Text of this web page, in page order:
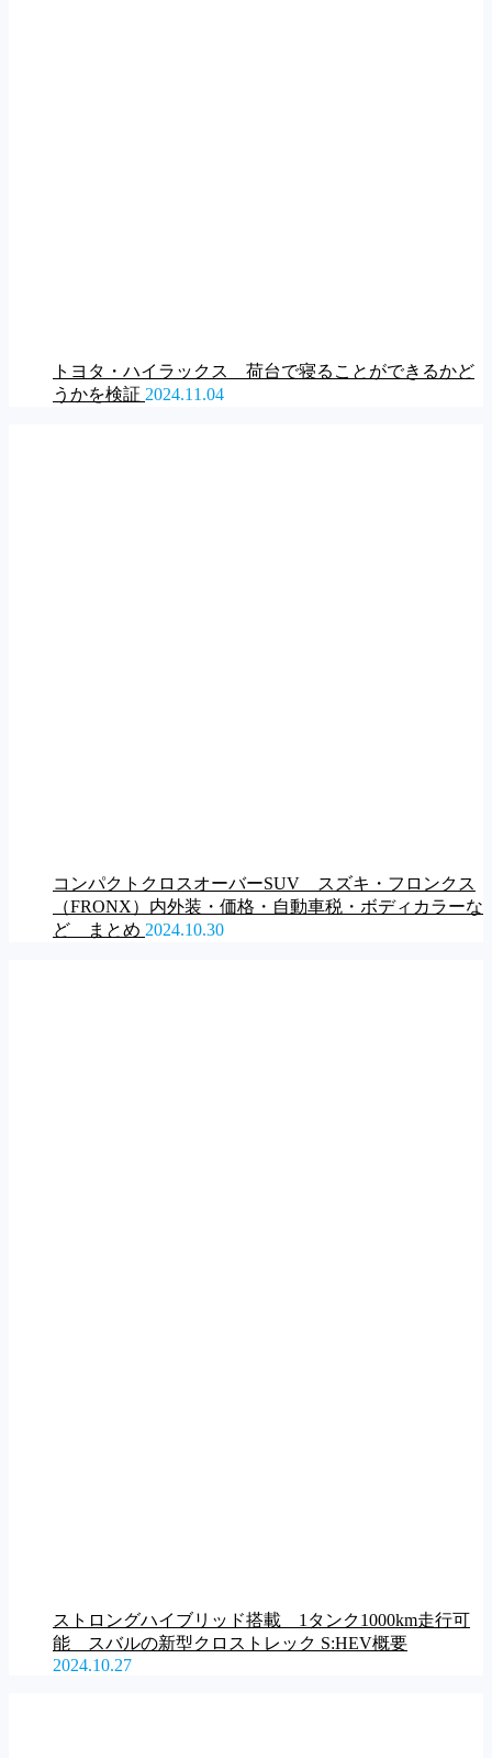
トヨタ・ハイラックス 荷台で寝ることができるかど
うかを検証 2024.11.04
コンパクトクロスオーバーSUV スズキ・フロンクス
（FRONX）内外装・価格・自動車税・ボディカラーな
ど まとめ 2024.10.30
ストロングハイブリッド搭載 1タンク1000km走行可
能 スバルの新型クロストレック S:HEV概要
2024.10.27